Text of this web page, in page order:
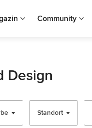
Community
Design
Standort